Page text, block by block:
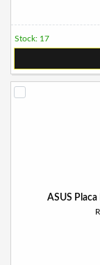
Stock: 17
ASUS